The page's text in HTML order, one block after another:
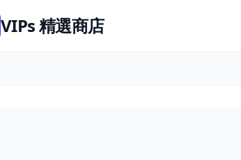
VIPs 精選商店